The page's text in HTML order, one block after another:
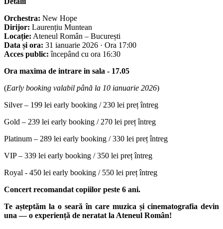
Orchestra: New Hope
Dirijor: Laurențiu Muntean
Locație: Ateneul Român – București
Data și ora: 31 ianuarie 2026 · Ora 17:00
Acces public: începând cu ora 16:30
Ora maxima de intrare in sala - 17.05
(Early booking valabil până la 10 ianuarie 2026)
Silver – 199 lei early booking / 230 lei preț întreg
Gold – 239 lei early booking / 270 lei preț întreg
Platinum – 289 lei early booking / 330 lei preț întreg
VIP – 339 lei early booking / 350 lei preț întreg
Royal - 450 lei early booking / 550 lei preț întreg
Concert recomandat copiilor peste 6 ani.
Te așteptăm la o seară în care muzica și cinematografia devin
una — o experiență de neratat la Ateneul Român!